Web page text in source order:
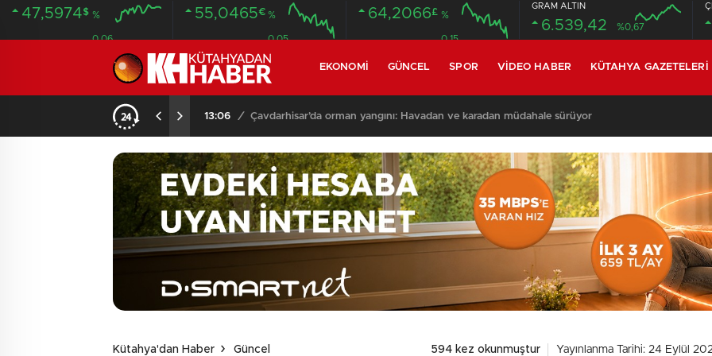
47,5974$ %
0.06
55,0465€ %
0.05
64,2066£ %
0.15
GRAM ALTIN
6.539,42 %0,67
EKONOMI GÜNCEL SPOR VIDEO HABER KÜTAHYA GAZETELERI
13:06 / Çavdarhisar’da orman yangını: Havadan ve karadan müdahale sürüyor
Kütahya'dan Haber Güncel 594 kez okunmuştur Yayınlanma Tarihi: 24 Eylül